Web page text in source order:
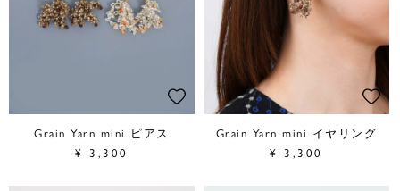
Grain Yarn mini ピアス
¥ 3,300
Grain Yarn mini イヤリング
¥ 3,300